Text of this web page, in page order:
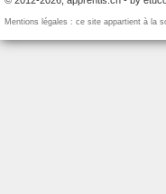
Mentions légales : ce site appartient à la